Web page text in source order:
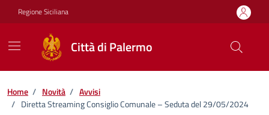
Vai ai contenuti
Vai al footer
Regione Siciliana
Città di Palermo
Home / Novità / Avvisi
/ Diretta Streaming Consiglio Comunale – Seduta del 29/05/2024